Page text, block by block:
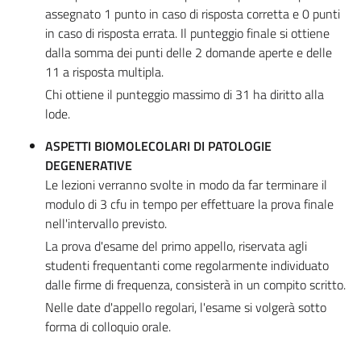
assegnato 1 punto in caso di risposta corretta e 0 punti
in caso di risposta errata. Il punteggio finale si ottiene
dalla somma dei punti delle 2 domande aperte e delle
11 a risposta multipla.
Chi ottiene il punteggio massimo di 31 ha diritto alla
lode.
ASPETTI BIOMOLECOLARI DI PATOLOGIE
DEGENERATIVE
Le lezioni verranno svolte in modo da far terminare il
modulo di 3 cfu in tempo per effettuare la prova finale
nell'intervallo previsto.
La prova d'esame del primo appello, riservata agli
studenti frequentanti come regolarmente individuato
dalle firme di frequenza, consisterà in un compito scritto.
Nelle date d'appello regolari, l'esame si volgerà sotto
forma di colloquio orale.